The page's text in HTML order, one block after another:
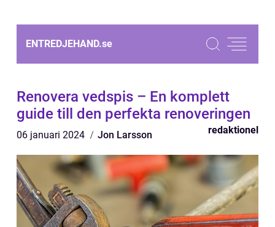
ENTREDJEHAND.se
Renovera vedspis – En komplett
guide till den perfekta renoveringen
06 januari 2024 Jon Larsson redaktionel